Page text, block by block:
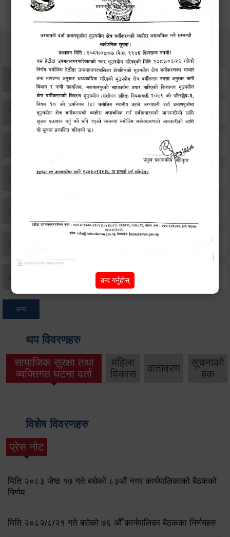
सेवाहरु
संस्था दर्ता सिफारिस
एकिकृत सम्पत्ति कर/घर जग्गा कर
अन्य
थप विवरणहरु
सामाजिक सुरक्षा तथा
व्यक्तिगत घटना दर्ता
महिला
विकास
वातावरण
सूचनाको
हक
विशेष विवरणहरु
प्रेस नोट
मिति २०८३ जेष्ठ १७ गते बसेको ८३औं नगर कार्यपालिकाको बैठकको
निर्णय
मिति २०८२/८/२१ गते बसेको ७६ औँ कार्यपालिका बैठकका निर्णयहरु
बन्द गर्नुहोस्